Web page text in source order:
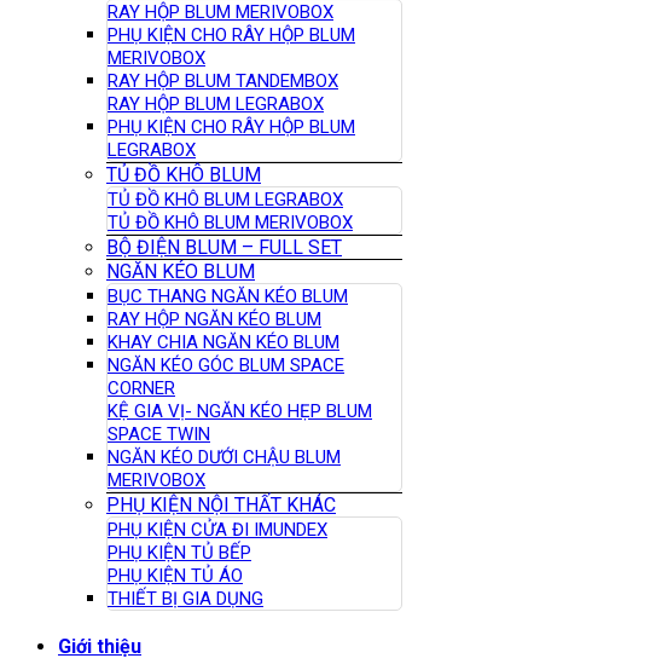
RAY HỘP BLUM MERIVOBOX
PHỤ KIỆN CHO RÂY HỘP BLUM
MERIVOBOX
RAY HỘP BLUM TANDEMBOX
RAY HỘP BLUM LEGRABOX
PHỤ KIỆN CHO RÂY HỘP BLUM
LEGRABOX
TỦ ĐỒ KHÔ BLUM
TỦ ĐỒ KHÔ BLUM LEGRABOX
TỦ ĐỒ KHÔ BLUM MERIVOBOX
BỘ ĐIỆN BLUM – FULL SET
NGĂN KÉO BLUM
BỤC THANG NGĂN KÉO BLUM
RAY HỘP NGĂN KÉO BLUM
KHAY CHIA NGĂN KÉO BLUM
NGĂN KÉO GÓC BLUM SPACE
CORNER
KỆ GIA VỊ- NGĂN KÉO HẸP BLUM
SPACE TWIN
NGĂN KÉO DƯỚI CHẬU BLUM
MERIVOBOX
PHỤ KIỆN NỘI THẤT KHÁC
PHỤ KIỆN CỬA ĐI IMUNDEX
PHỤ KIỆN TỦ BẾP
PHỤ KIỆN TỦ ÁO
THIẾT BỊ GIA DỤNG
Giới thiệu